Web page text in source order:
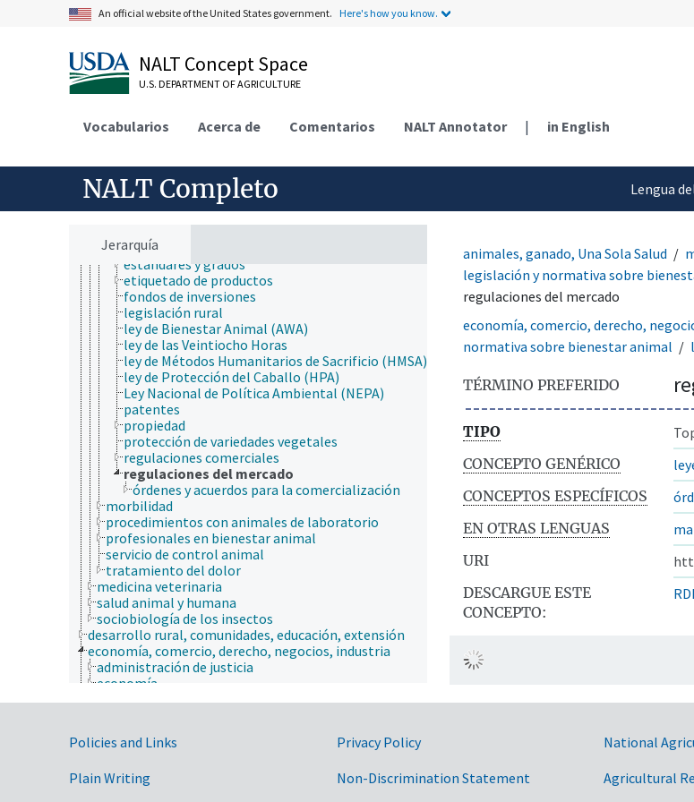
An official website of the United States government. Here's how you know.
NALT Concept Space
U.S. DEPARTMENT OF AGRICULTURE
Vocabularios Acerca de Comentarios NALT Annotator | in English
NALT Completo
Lengua
Jerarquía
ley de protección de peces y fauna silvestre
mantenimiento del bienestar animal
alternativas al uso de animales
bienestar animal
confort animal
esfuerzo térmico
legislación y normativa sobre bienestar animal
ley de animales
leyes y regulaciones
Código de prácticas
contratos legales
desregulación gubernamental
estándares y grados
etiquetado de productos
fondos de inversiones
legislación rural
ley de Bienestar Animal (AWA)
ley de las Veintiocho Horas
ley de Métodos Humanitarios de Sacrificio (HMSA)
ley de Protección del Caballo (HPA)
Ley Nacional de Política Ambiental (NEPA)
patentes
propiedad
protección de variedades vegetales
regulaciones comerciales
regulaciones del mercado
órdenes y acuerdos para la comercialización
morbilidad
procedimientos con animales de laboratorio
profesionales en bienestar animal
servicio de control animal
tratamiento del dolor
medicina veterinaria
salud animal y humana
sociobiología de los insectos
desarrollo rural, comunidades, educación, extensión
economía, comercio, derecho, negocios, industria
administración de justicia
economía
gestión administrativa
ley agrícola
Ley de Antigüedades
animales, ganado, Una Sola Salud
legislación y normativa sobre
regulaciones del mercado
economía, comercio, derecho,
normativa sobre bienestar animal
TÉRMINO PREFERIDO
TIPO
CONCEPTO GENÉRICO
CONCEPTOS ESPECÍFICOS
EN OTRAS LENGUAS
URI
DESCARGUE ESTE
CONCEPTO:
Government Links
Policies and Links
Plain Writing
Privacy Policy
Non-Discrimination Statement
National
Agricultural